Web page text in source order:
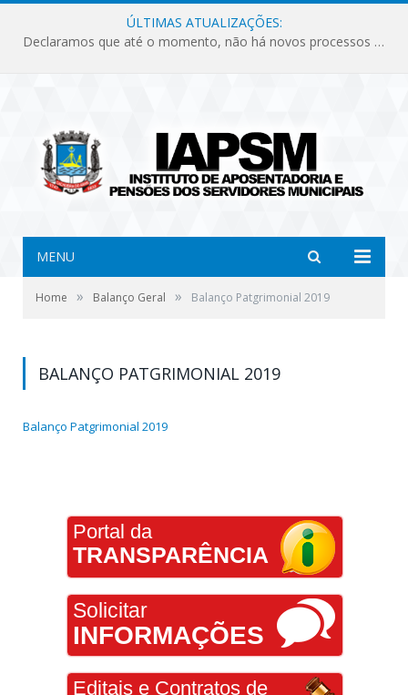
ÚLTIMAS ATUALIZAÇÕES:
Declaramos que até o momento, não há novos processos licitatórios para o Instituto de Previdência no ano de 2026.
MENU
Home » Balanço Geral » Balanço Patgrimonial 2019
BALANÇO PATGRIMONIAL 2019
Balanço Patgrimonial 2019
Portal da
TRANSPARÊNCIA
Solicitar
INFORMAÇÕES
Editais e Contratos de